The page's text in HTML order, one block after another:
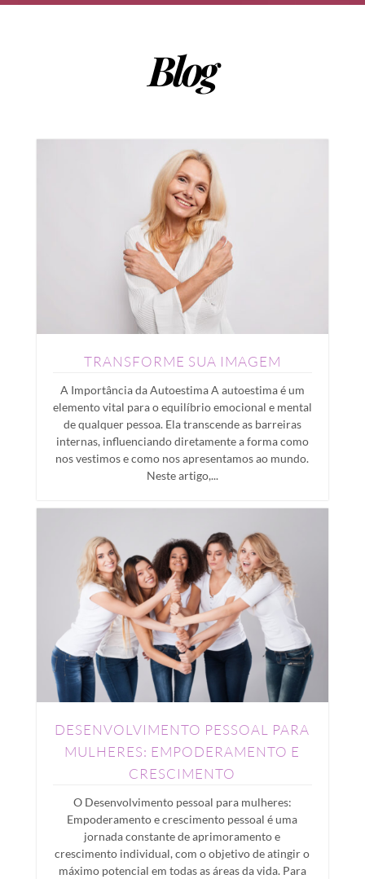
Blog
TRANSFORME SUA IMAGEM
A Importância da Autoestima A autoestima é um
elemento vital para o equilíbrio emocional e mental
de qualquer pessoa. Ela transcende as barreiras
internas, influenciando diretamente a forma como
nos vestimos e como nos apresentamos ao mundo.
Neste artigo,...
DESENVOLVIMENTO PESSOAL PARA
MULHERES: EMPODERAMENTO E
CRESCIMENTO
O Desenvolvimento pessoal para mulheres:
Empoderamento e crescimento pessoal é uma
jornada constante de aprimoramento e
crescimento individual, com o objetivo de atingir o
máximo potencial em todas as áreas da vida. Para